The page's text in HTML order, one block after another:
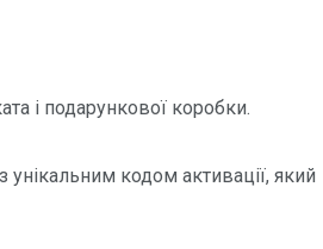
і подарункової коробки.
унікальним кодом активації, який